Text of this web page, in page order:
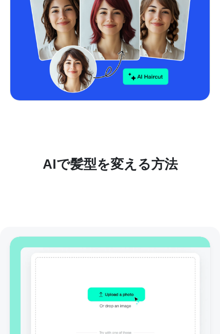
AIで髪型を変える方法